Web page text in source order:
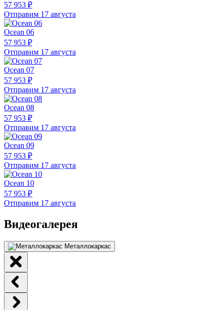
57 953 ₽
Отправим 17 августа
Ocean 06
57 953 ₽
Отправим 17 августа
Ocean 07
57 953 ₽
Отправим 17 августа
Ocean 08
57 953 ₽
Отправим 17 августа
Ocean 09
57 953 ₽
Отправим 17 августа
Ocean 10
57 953 ₽
Отправим 17 августа
Видеогалерея
Металлокаркас